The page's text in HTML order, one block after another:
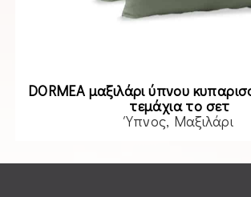
Read more
DORMEA μαξιλάρι ύπνου
τεμάχια το σετ
Ύπνος Μαξιλάρι